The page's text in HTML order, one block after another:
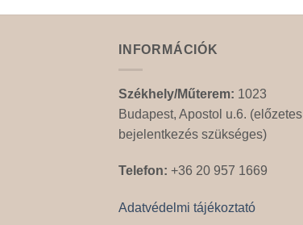
INFORMÁCIÓK
Székhely/Műterem: 1023
Budapest, Apostol u.6. (előzetes
bejelentkezés szükséges)
Telefon: +36 20 957 1669
Adatvédelmi tájékoztató